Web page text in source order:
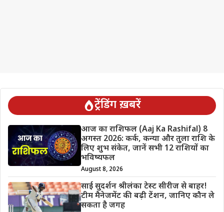
ट्रेंडिंग ख़बरें
आज का राशिफल (Aaj Ka Rashifal) 8
अगस्त 2026: कर्क, कन्या और तुला राशि के
लिए शुभ संकेत, जानें सभी 12 राशियों का
भविष्यफल
August 8, 2026
साई सुदर्शन श्रीलंका टेस्ट सीरीज से बाहर!
टीम मैनेजमेंट की बढ़ी टेंशन, जानिए कौन ले
सकता है जगह